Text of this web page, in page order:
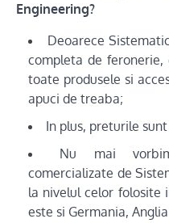
Engineering?
Deoarece
completa de
toate produsele si
apuci de treaba;
In plus, preturile
Nu mai
comercializate de
la nivelul celor folosite
este si Germania,